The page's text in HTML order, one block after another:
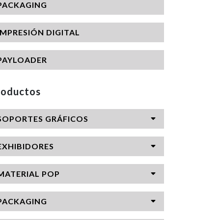
DIGITAL
GRÁFICOS
POP